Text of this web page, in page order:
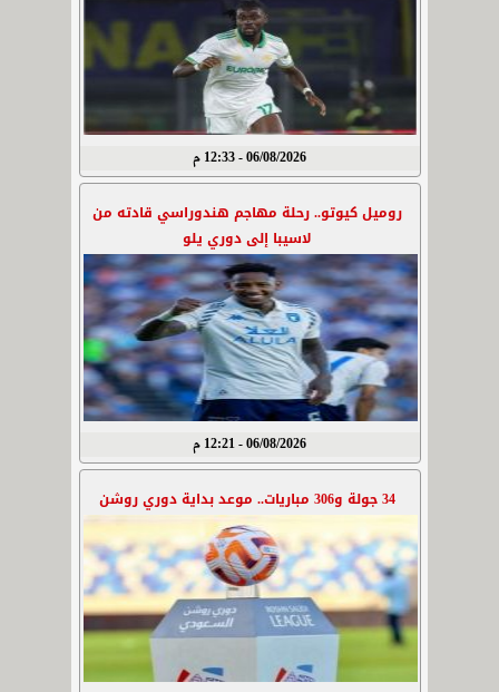
06/08/2026 - 12:33 م
روميل كيوتو.. رحلة مهاجم هندوراسي قادته من
لاسيبا إلى دوري يلو
06/08/2026 - 12:21 م
34 جولة و306 مباريات.. موعد بداية دوري روشن